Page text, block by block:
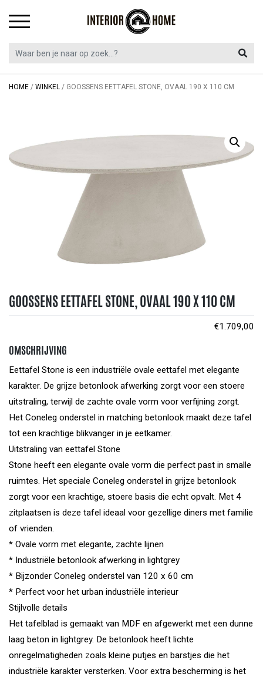
HOME / WINKEL / GOOSSENS EETTAFEL STONE, OVAAL 190 X 110 CM
GOOSSENS EETTAFEL STONE, OVAAL 190 X 110 CM
€1.709,00
OMSCHRIJVING
Eettafel Stone is een industriële ovale eettafel met elegante
karakter. De grijze betonlook afwerking zorgt voor een stoere
uitstraling, terwijl de zachte ovale vorm voor verfijning zorgt.
Het Coneleg onderstel in matching betonlook maakt deze tafel
tot een krachtige blikvanger in je eetkamer.
Uitstraling van eettafel Stone
Stone heeft een elegante ovale vorm die perfect past in smalle
ruimtes. Het speciale Coneleg onderstel in grijze betonlook
zorgt voor een krachtige, stoere basis die echt opvalt. Met 4
zitplaatsen is deze tafel ideaal voor gezellige diners met familie
of vrienden.
* Ovale vorm met elegante, zachte lijnen
* Industriële betonlook afwerking in lightgrey
* Bijzonder Coneleg onderstel van 120 x 60 cm
* Perfect voor het urban industriële interieur
Stijlvolle details
Het tafelblad is gemaakt van MDF en afgewerkt met een dunne
laag beton in lightgrey. De betonlook heeft lichte
onregelmatigheden zoals kleine putjes en barstjes die het
industriële karakter versterken. Voor extra bescherming is het